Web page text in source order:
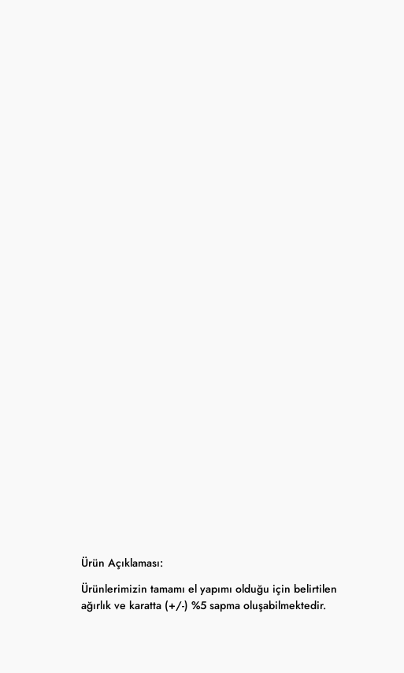
Ürün Açıklaması:
Ürünlerimizin tamamı el yapımı olduğu için belirtilen
ağırlık ve karatta (+/-) %5 sapma oluşabilmektedir.